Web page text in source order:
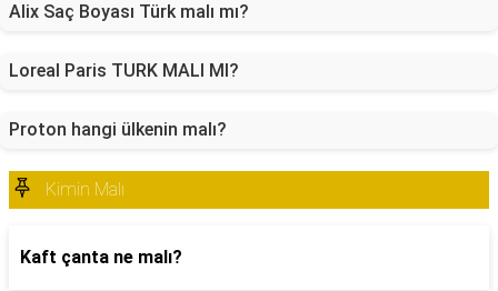
Alix Saç Boyası Türk malı mı?
Loreal Paris TURK MALI MI?
Proton hangi ülkenin malı?
Kimin Malı
Kaft çanta ne malı?